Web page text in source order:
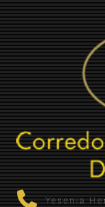
Yesenia